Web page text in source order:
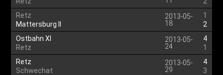
Retz
Mattersburg II
2013-05-
18
1
2
Ostbahn XI
Retz
2013-05-
24
4
1
Retz
Schwechat
2013-05-
29
4
3